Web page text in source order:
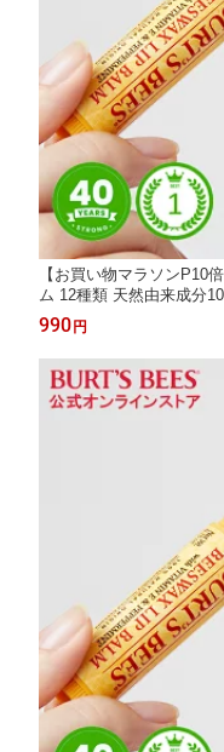
【お買い物マラソンP10
ム 12種類 天然由来成分
ーズ 無添加 蜜蝋 ビーズ
ル 自然由来 パラベン 合
990 円